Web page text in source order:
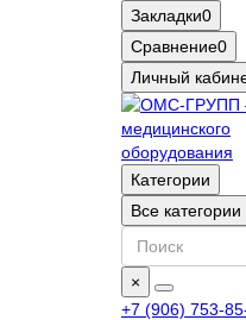
Закладки0
Сравнение0
Личный
Категории
Все категории
×
+7 (906) 753-